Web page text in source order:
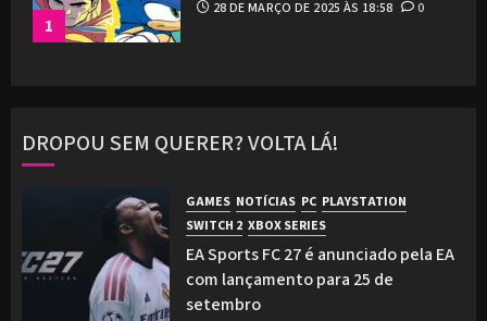
1
28 DE MARÇO DE 2025 ÀS 18:58 0
DROPOU SEM QUERER? VOLTA LÁ!
GAMES NOTÍCIAS PC PLAYSTATION
SWITCH 2 XBOX SERIES
EA Sports FC 27 é anunciado pela EA
com lançamento para 25 de
setembro